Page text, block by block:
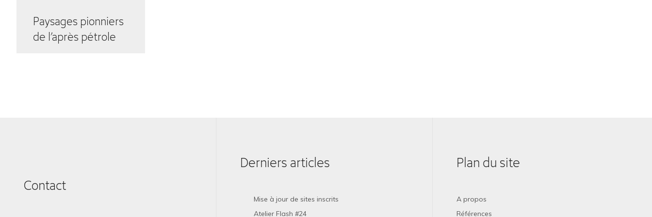
Paysages pionniers
de l’après pétrole
Contact
Derniers articles
Mise à jour de sites inscrits
Atelier Flash #24
Plan du site
A propos
Références